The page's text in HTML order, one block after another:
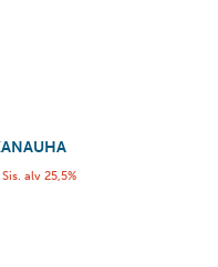
Sis. alv 25,5%